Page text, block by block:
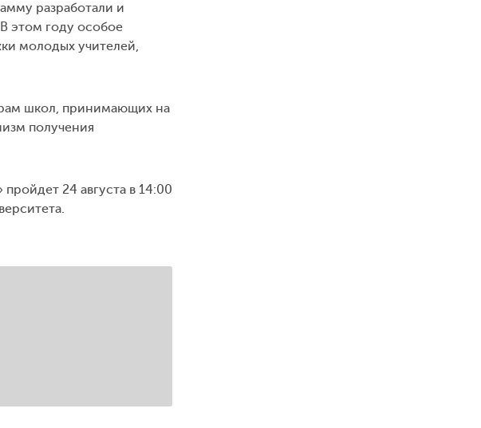
разработали и
этом году особое
молодых учителей,
школ, принимающих на
получения
24 августа в 14:00